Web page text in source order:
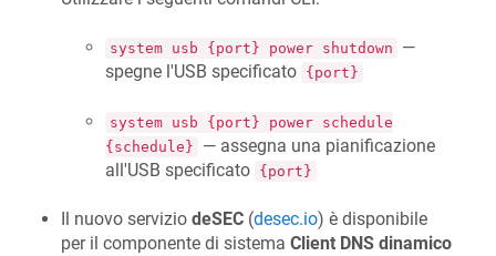
system usb {port} power shutdown
—
spegne l'USB specificato {port}
system usb {port} power schedule
{schedule}
— assegna una pianificazione
all'USB specificato {port}
Il nuovo servizio deSEC (desec.io) è disponibile
per il componente di sistema Client DNS dinamico